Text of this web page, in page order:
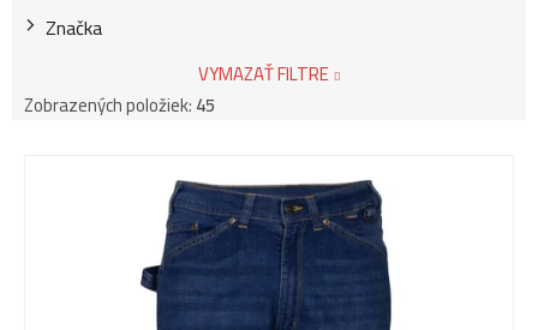
Značka
VYMAZAŤ FILTRE
Zobrazených položiek:45